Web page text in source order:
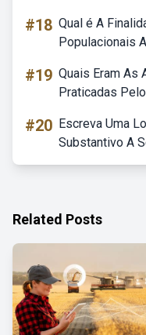
#18 Qual é A
Populacionais
#19 Quais Eram As
Praticadas
#20 Escreva Uma
Substantivo A
Related Posts